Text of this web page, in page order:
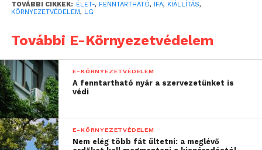
TOVÁBBI CIKKEK: ÉLET-, FENNTARTHATÓ, IFA, KIÁLLÍTÁS,
KÖRNYEZETVÉDELEM, LG
További E-Környezetvédelem
E-KÖRNYEZETVÉDELEM
A fenntartható nyár a szervezetünket is
védi
E-KÖRNYEZETVÉDELEM
Nem elég több fát ültetni: a meglévő